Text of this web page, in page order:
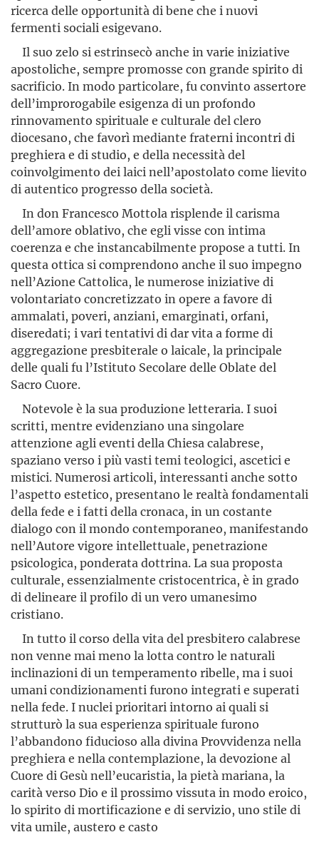
ricerca delle opportunità di bene che i nuovi
fermenti sociali esigevano.
Il suo zelo si estrinsecò anche in varie iniziative
apostoliche, sempre promosse con grande spirito di
sacrificio. In modo particolare, fu convinto assertore
dell’improrogabile esigenza di un profondo
rinnovamento spirituale e culturale del clero
diocesano, che favorì mediante fraterni incontri di
preghiera e di studio, e della necessità del
coinvolgimento dei laici nell’apostolato come lievito
di autentico progresso della società.
In don Francesco Mottola risplende il carisma
dell’amore oblativo, che egli visse con intima
coerenza e che instancabilmente propose a tutti. In
questa ottica si comprendono anche il suo impegno
nell’Azione Cattolica, le numerose iniziative di
volontariato concretizzato in opere a favore di
ammalati, poveri, anziani, emarginati, orfani,
diseredati; i vari tentativi di dar vita a forme di
aggregazione presbiterale o laicale, la principale
delle quali fu l’Istituto Secolare delle Oblate del
Sacro Cuore.
Notevole è la sua produzione letteraria. I suoi
scritti, mentre evidenziano una singolare
attenzione agli eventi della Chiesa calabrese,
spaziano verso i più vasti temi teologici, ascetici e
mistici. Numerosi articoli, interessanti anche sotto
l’aspetto estetico, presentano le realtà fondamentali
della fede e i fatti della cronaca, in un costante
dialogo con il mondo contemporaneo, manifestando
nell’Autore vigore intellettuale, penetrazione
psicologica, ponderata dottrina. La sua proposta
culturale, essenzialmente cristocentrica, è in grado
di delineare il profilo di un vero umanesimo
cristiano.
In tutto il corso della vita del presbitero calabrese
non venne mai meno la lotta contro le naturali
inclinazioni di un temperamento ribelle, ma i suoi
umani condizionamenti furono integrati e superati
nella fede. I nuclei prioritari intorno ai quali si
strutturò la sua esperienza spirituale furono
l’abbandono fiducioso alla divina Provvidenza nella
preghiera e nella contemplazione, la devozione al
Cuore di Gesù nell’eucaristia, la pietà mariana, la
carità verso Dio e il prossimo vissuta in modo eroico,
lo spirito di mortificazione e di servizio, uno stile di
vita umile, austero e casto